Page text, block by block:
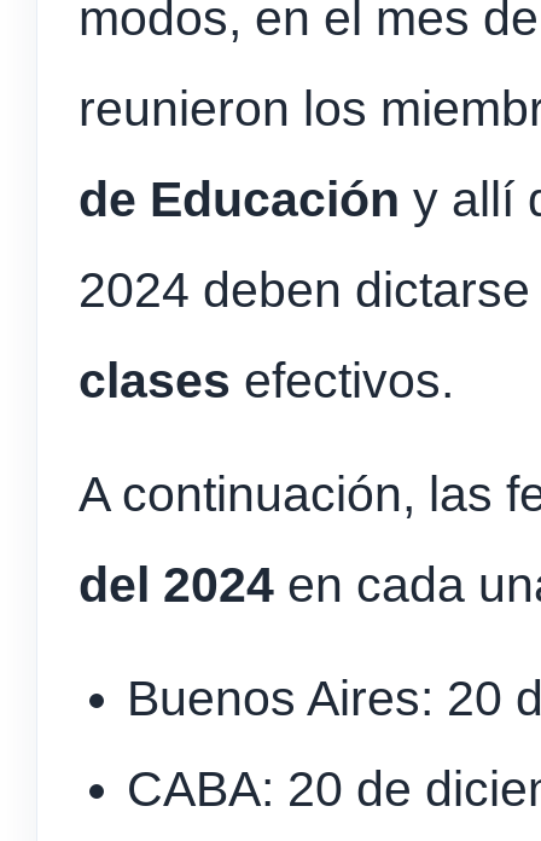
modos, en el mes
reunieron los
de Educación y allí
2024 deben
clases efectivos.
A continuación, las
del 2024 en cada
Buenos Aires: 20
CABA: 20 de